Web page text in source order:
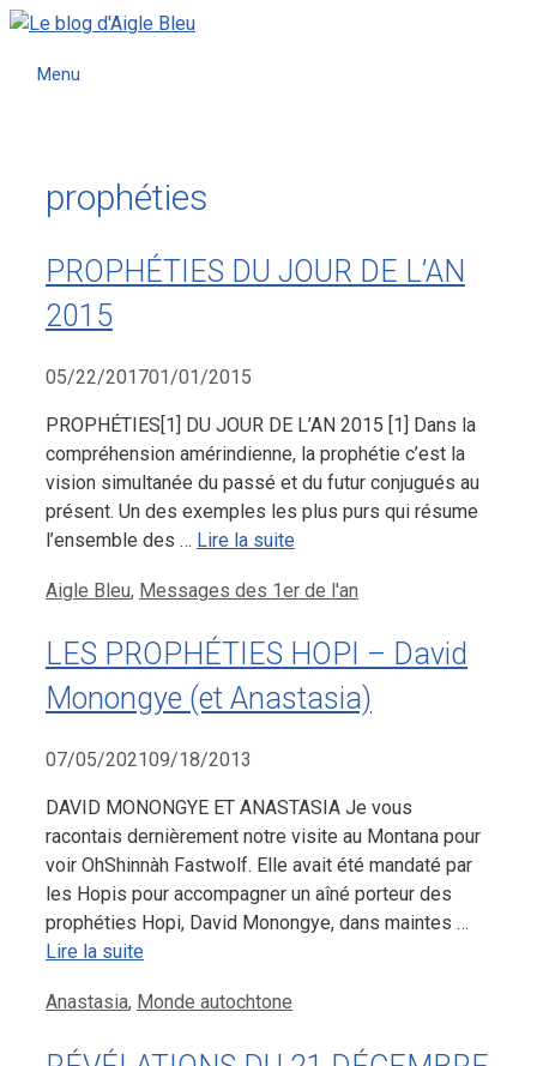
Menu
prophéties
PROPHÉTIES DU JOUR DE L’AN
2015
05/22/201701/01/2015
PROPHÉTIES[1] DU JOUR DE L’AN 2015 [1] Dans la
compréhension amérindienne, la prophétie c’est la
vision simultanée du passé et du futur conjugués au
présent. Un des exemples les plus purs qui résume
l’ensemble des … Lire la suite
Aigle Bleu, Messages des 1er de l'an
LES PROPHÉTIES HOPI – David
Monongye (et Anastasia)
07/05/202109/18/2013
DAVID MONONGYE ET ANASTASIA Je vous
racontais dernièrement notre visite au Montana pour
voir OhShinnàh Fastwolf. Elle avait été mandaté par
les Hopis pour accompagner un aîné porteur des
prophéties Hopi, David Monongye, dans maintes …
Lire la suite
Anastasia, Monde autochtone